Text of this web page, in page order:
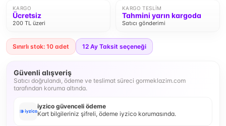
KARGO
Ücretsiz
200 TL üzeri
KARGO TESLIM
Tahmini yarın kargoda
Satıcı gönderimi
Sınırlı stok: 10 adet 12 Ay Taksit seçeneği
Güvenli alışveriş
Satıcı doğrulandı, ödeme ve teslimat süreci gormeklazim.com
tarafından koruma altında.
iyzico güvenceli ödeme
Kart bilgileriniz şifreli, ödeme iyzico korumasında.